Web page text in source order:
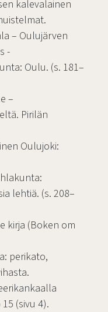
kalevalainen
– Oulujärven
-
Oulu. (s. 181–
–
Pirilän
Oulujoki:
lehtiä. (s. 208–
kirja (Boken om
perikato,
(sivu 4).